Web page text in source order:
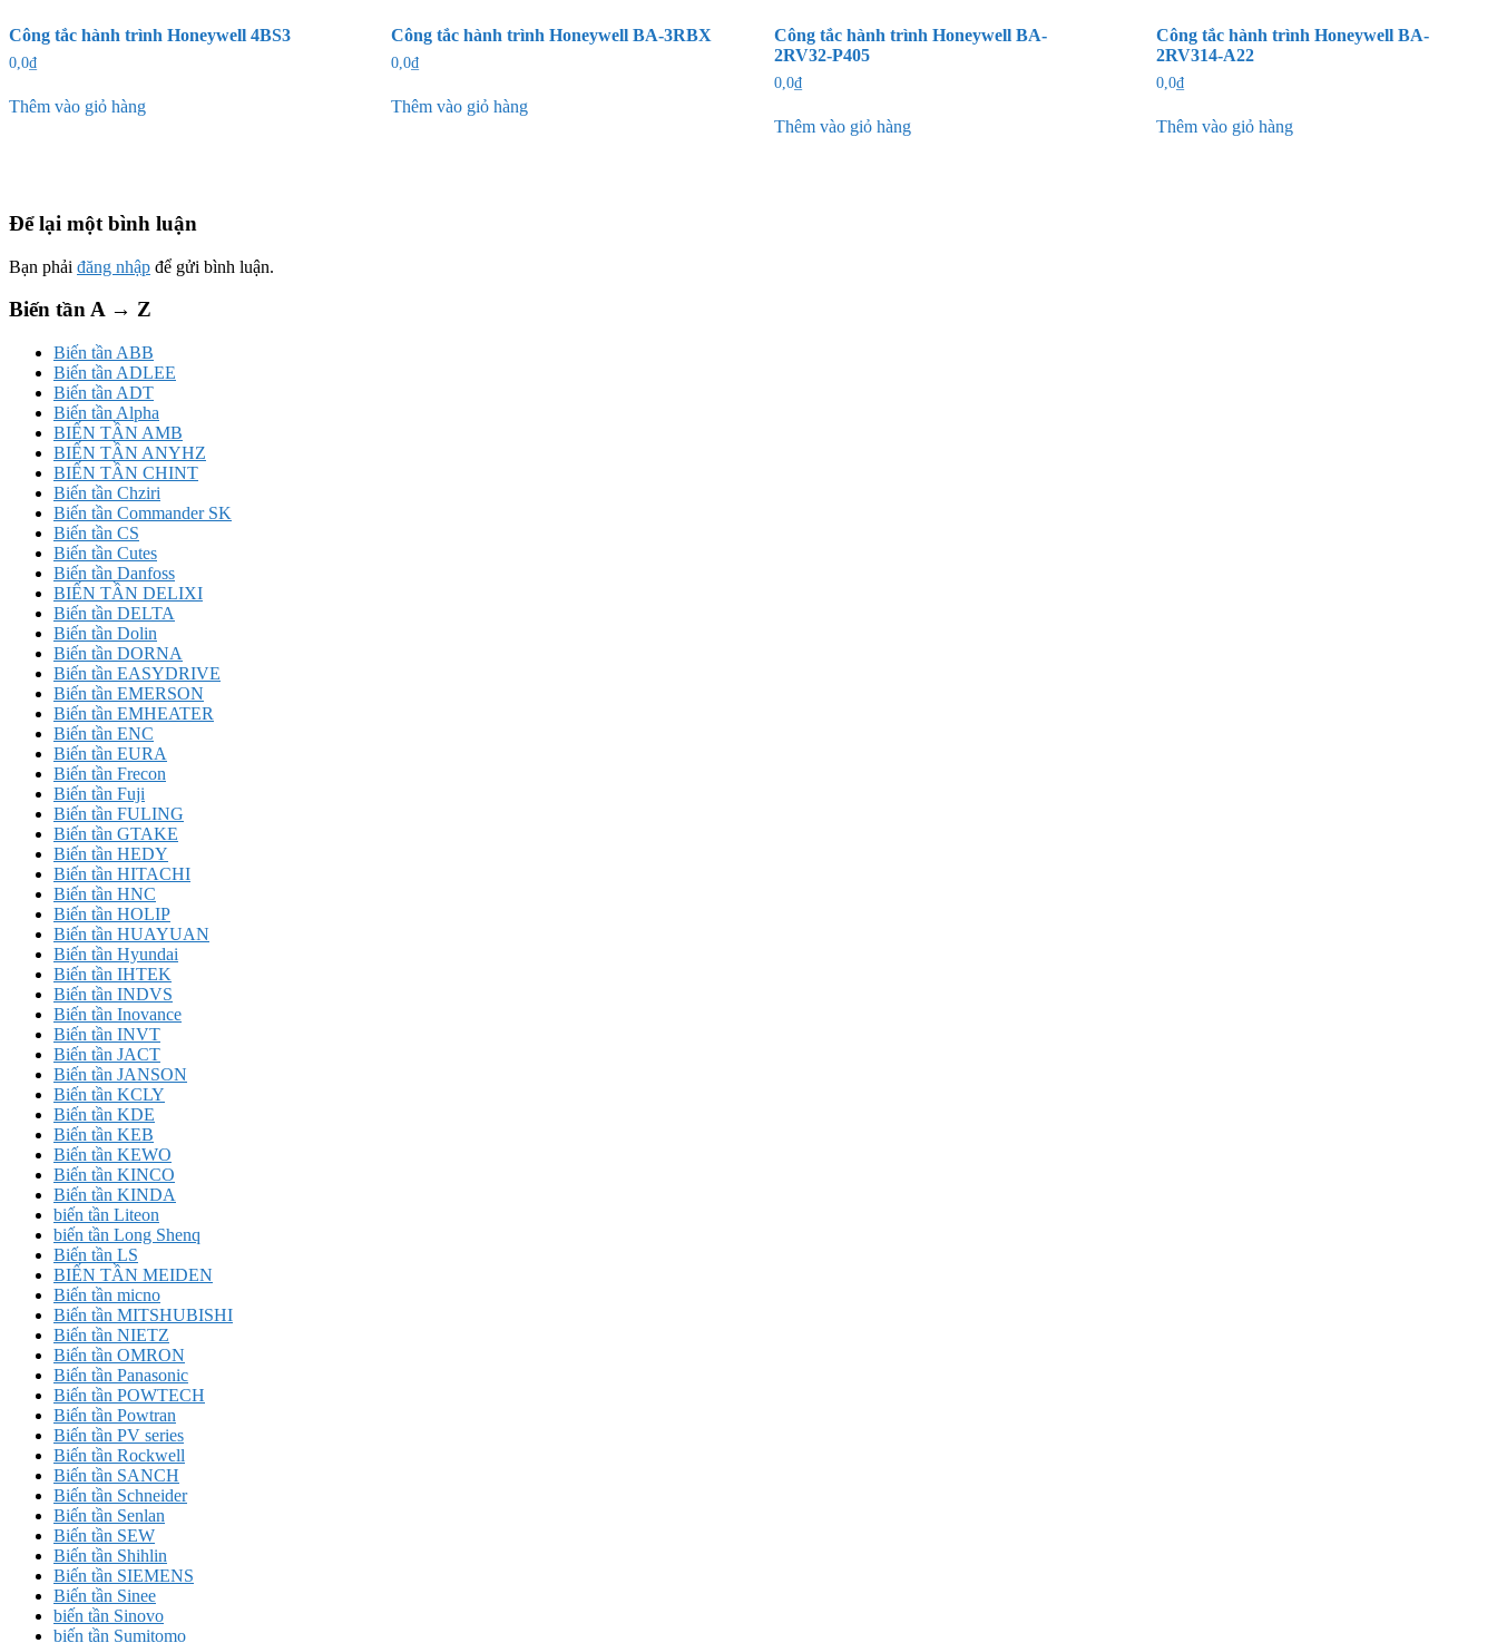
Công tắc hành trình Honeywell 4BS3
0,0₫
Thêm vào giỏ hàng
Công tắc hành trình Honeywell BA-3RBX
0,0₫
Thêm vào giỏ hàng
Công tắc hành trình Honeywell BA-
2RV32-P405
0,0₫
Thêm vào giỏ hàng
Công tắc hành trình Honeywell BA-
2RV314-A22
0,0₫
Thêm vào giỏ hàng
Để lại một bình luận
Bạn phải đăng nhập để gửi bình luận.
Biến tần A → Z
Biến tần ABB
Biến tần ADLEE
Biến tần ADT
Biến tần Alpha
BIẾN TẦN AMB
BIẾN TẦN ANYHZ
BIẾN TẦN CHINT
Biến tần Chziri
Biến tần Commander SK
Biến tần CS
Biến tần Cutes
Biến tần Danfoss
BIẾN TẦN DELIXI
Biến tần DELTA
Biến tần Dolin
Biến tần DORNA
Biến tần EASYDRIVE
Biến tần EMERSON
Biến tần EMHEATER
Biến tần ENC
Biến tần EURA
Biến tần Frecon
Biến tần Fuji
Biến tần FULING
Biến tần GTAKE
Biến tần HEDY
Biến tần HITACHI
Biến tần HNC
Biến tần HOLIP
Biến tần HUAYUAN
Biến tần Hyundai
Biến tần IHTEK
Biến tần INDVS
Biến tần Inovance
Biến tần INVT
Biến tần JACT
Biến tần JANSON
Biến tần KCLY
Biến tần KDE
Biến tần KEB
Biến tần KEWO
Biến tần KINCO
Biến tần KINDA
biến tần Liteon
biến tần Long Shenq
Biến tần LS
BIẾN TẦN MEIDEN
Biến tần micno
Biến tần MITSHUBISHI
Biến tần NIETZ
Biến tần OMRON
Biến tần Panasonic
Biến tần POWTECH
Biến tần Powtran
Biến tần PV series
Biến tần Rockwell
Biến tần SANCH
Biến tần Schneider
Biến tần Senlan
Biến tần SEW
Biến tần Shihlin
Biến tần SIEMENS
Biến tần Sinee
biến tần Sinovo
biến tần Sumitomo